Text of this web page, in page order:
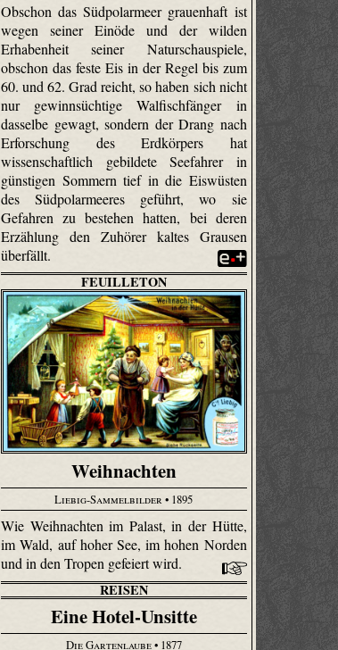
Obschon das Südpolarmeer grauenhaft ist
wegen seiner Einöde und der wilden
Erhabenheit seiner Naturschauspiele,
obschon das feste Eis in der Regel bis zum
60. und 62. Grad reicht, so haben sich nicht
nur gewinnsüchtige Walfischfänger in
dasselbe gewagt, sondern der Drang nach
Erforschung des Erdkörpers hat
wissenschaftlich gebildete Seefahrer in
günstigen Sommern tief in die Eiswüsten
des Südpolarmeeres geführt, wo sie
Gefahren zu bestehen hatten, bei deren
Erzählung den Zuhörer kaltes Grausen
überfällt.
FEUILLETON
Weihnachten
Liebig-Sammelbilder• 1895
Wie Weihnachten im Palast, in der Hütte,
im Wald, auf hoher See, im hohen Norden
und in den Tropen gefeiert wird.
REISEN
Eine Hotel-Unsitte
Die Gartenlaube• 1877